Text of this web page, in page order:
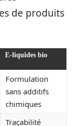
de produits
E-liquides bio
Formulation
sans additifs
chimiques
Traçabilité